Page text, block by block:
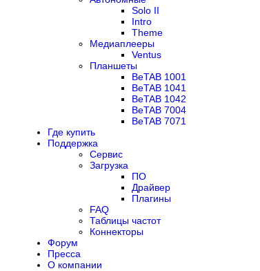
Solo II
Intro
Theme
Медиаплееры
Ventus
Планшеты
BeTAB 1001
BeTAB 1041
BeTAB 1042
BeTAB 7004
BeTAB 7071
Где купить
Поддержка
Сервис
Загрузка
ПО
Драйвер
Плагины
FAQ
Таблицы частот
Коннекторы
Форум
Пресса
О компании